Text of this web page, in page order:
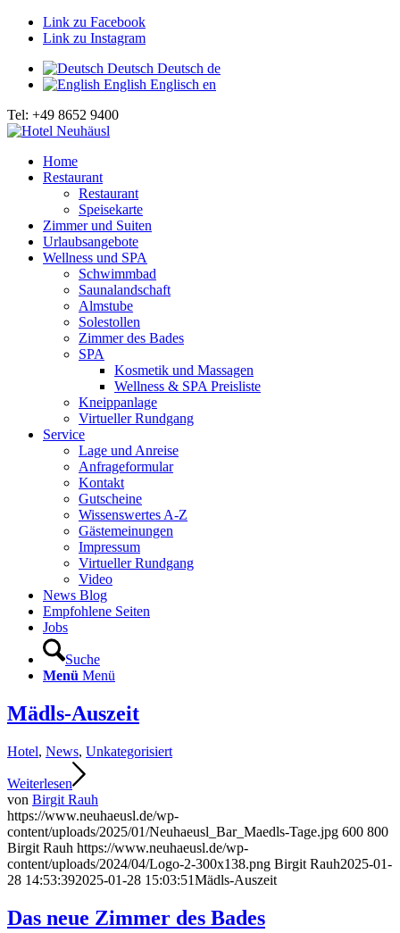
Link zu Facebook
Link zu Instagram
Deutsch Deutsch de
English Englisch en
Tel: +49 8652 9400
Home
Restaurant
Restaurant
Speisekarte
Zimmer und Suiten
Urlaubsangebote
Wellness und SPA
Schwimmbad
Saunalandschaft
Almstube
Solestollen
Zimmer des Bades
SPA
Kosmetik und Massagen
Wellness & SPA Preisliste
Kneippanlage
Virtueller Rundgang
Service
Lage und Anreise
Anfrageformular
Kontakt
Gutscheine
Wissenswertes A-Z
Gästemeinungen
Impressum
Virtueller Rundgang
Video
News Blog
Empfohlene Seiten
Jobs
Suche
Menü Menü
Mädls-Auszeit
Hotel, News, Unkategorisiert
Weiterlesen
von Birgit Rauh
https://www.neuhaeusl.de/wp-
content/uploads/2025/01/Neuhaeusl_Bar_Maedls-Tage.jpg 600 800
Birgit Rauh https://www.neuhaeusl.de/wp-
content/uploads/2024/04/Logo-2-300x138.png Birgit Rauh2025-01-
28 14:53:392025-01-28 15:03:51Mädls-Auszeit
Das neue Zimmer des Bades